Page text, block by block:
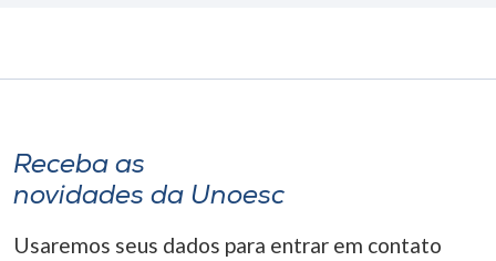
Receba as
novidades da Unoesc
Usaremos seus dados para entrar em contato